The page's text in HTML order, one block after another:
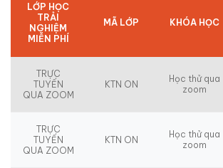
LỚP HỌC
TRẢI
NGHIỆM
MIỄN PHÍ
MÃ LỚP KHÓA HỌC
TRỰC
TUYẾN
QUA ZOOM
KTN ON
Học thử qua
zoom
TRỰC
TUYẾN
QUA ZOOM
KTN ON
Học thử qua
zoom